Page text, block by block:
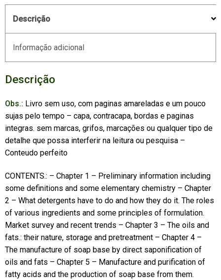
Descrição
Informação adicional
Descrição
Obs.: Livro sem uso, com paginas amareladas e um pouco
sujas pelo tempo – capa, contracapa, bordas e paginas
integras. sem marcas, grifos, marcações ou qualquer tipo de
detalhe que possa interferir na leitura ou pesquisa –
Conteudo perfeito
CONTENTS.: – Chapter 1 – Preliminary information including
some definitions and some elementary chemistry – Chapter
2 – What detergents have to do and how they do it. The roles
of various ingredients and some principles of formulation.
Market survey and recent trends – Chapter 3 – The oils and
fats.: their nature, storage and pretreatment – Chapter 4 –
The manufacture of soap base by direct saponification of
oils and fats – Chapter 5 – Manufacture and purification of
fatty acids and the production of soap base from them.